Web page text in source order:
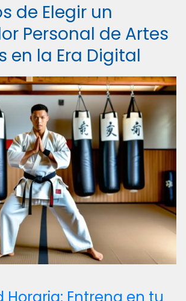
de Elegir un
Personal de Artes
en la Era Digital